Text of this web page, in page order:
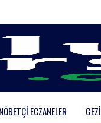
ECZANELER GEZI